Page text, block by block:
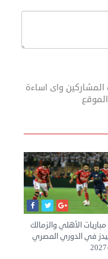
المشاركين واى اساءة
الأهلي والزمالك
في الدوري المصري